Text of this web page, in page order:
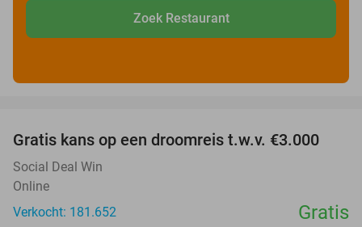
Zoek Restaurant
Gratis kans op een droomreis t.w.v. €3.000
Social Deal Win
Online
Verkocht: 181.652
Gratis